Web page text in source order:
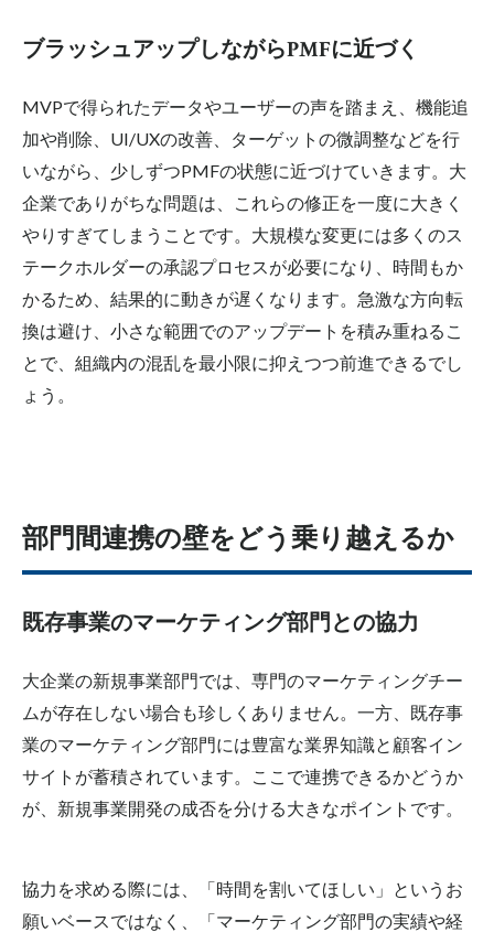
ブラッシュアップしながらPMFに近づく
MVPで得られたデータやユーザーの声を踏まえ、機能追
加や削除、UI/UXの改善、ターゲットの微調整などを行
いながら、少しずつPMFの状態に近づけていきます。大
企業でありがちな問題は、これらの修正を一度に大きく
やりすぎてしまうことです。大規模な変更には多くのス
テークホルダーの承認プロセスが必要になり、時間もか
かるため、結果的に動きが遅くなります。急激な方向転
換は避け、小さな範囲でのアップデートを積み重ねるこ
とで、組織内の混乱を最小限に抑えつつ前進できるでし
ょう。
部門間連携の壁をどう乗り越えるか
既存事業のマーケティング部門との協力
大企業の新規事業部門では、専門のマーケティングチー
ムが存在しない場合も珍しくありません。一方、既存事
業のマーケティング部門には豊富な業界知識と顧客イン
サイトが蓄積されています。ここで連携できるかどうか
が、新規事業開発の成否を分ける大きなポイントです。
協力を求める際には、「時間を割いてほしい」というお
願いベースではなく、「マーケティング部門の実績や経